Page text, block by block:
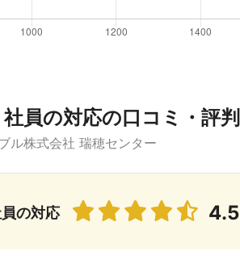
員の対応の口コミ・評判
ル株式会社 瑞穂センター
の対応 4.5